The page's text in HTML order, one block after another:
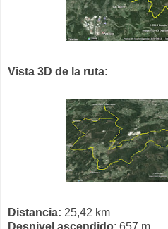
Vista 3D de la ruta:
Distancia: 25,42 km
Desnivel ascendido: 657 m